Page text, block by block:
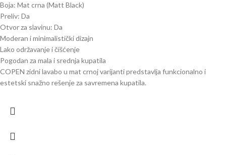
Boja: Mat crna (Matt Black)
Preliv: Da
Otvor za slavinu: Da
Moderan i minimalistički dizajn
Lako održavanje i čišćenje
Pogodan za mala i srednja kupatila
COPEN zidni lavabo u mat crnoj varijanti predstavlja funkcionalno i
estetski snažno rešenje za savremena kupatila.